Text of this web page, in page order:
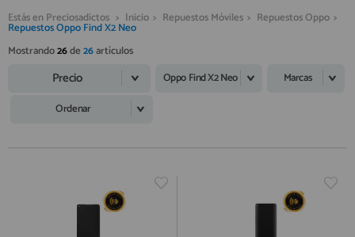
REPUESTOS VIDEOCONSOLAS
REPUESTOS MACBOOK
REPUESTOS OTROS DISPOSITIVOS
REPUESTOS PORTÁTILES
IC CHIP / FPC
MÓVILES REACONDICIONADOS
Regístrate en un momento
¿ERES NUEVO?
Estás en Preciosadictos > Inicio > Repuestos Móviles > Repuestos Oppo >
Repuestos Oppo Find X2 Neo
Mostrando26de26artículos
Precio Oppo Find X2 Neo
Marcas
Ordenar